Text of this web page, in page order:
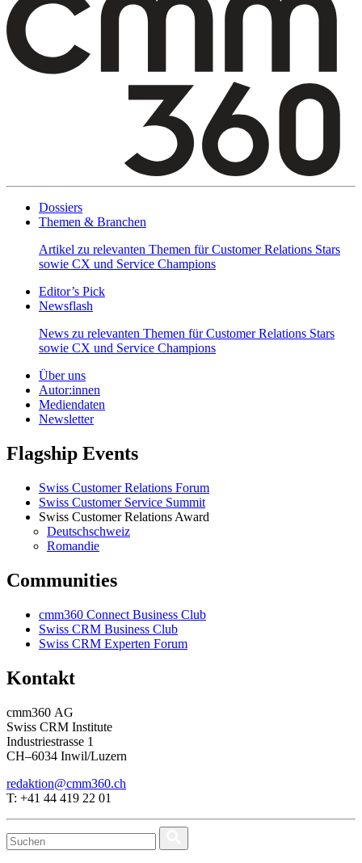
Dossiers
Themen & Branchen
Artikel zu relevanten Themen für Customer Relations Stars
sowie CX und Service Champions
Editor’s Pick
Newsflash
News zu relevanten Themen für Customer Relations Stars
sowie CX und Service Champions
Über uns
Autor:innen
Mediendaten
Newsletter
Flagship Events
Swiss Customer Relations Forum
Swiss Customer Service Summit
Swiss Customer Relations Award
Deutschschweiz
Romandie
Communities
cmm360 Connect Business Club
Swiss CRM Business Club
Swiss CRM Experten Forum
Kontakt
cmm360 AG
Swiss CRM Institute
Industriestrasse 1
CH–6034 Inwil/Luzern
redaktion@cmm360.ch
T: +41 44 419 22 01